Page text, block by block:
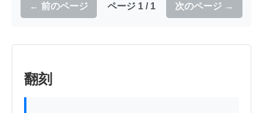
← 前のページ ページ 1 / 1 次のページ →
翻刻